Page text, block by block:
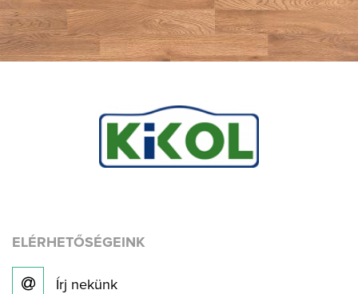
ELÉRHETŐSÉGEINK
Írj nekünk